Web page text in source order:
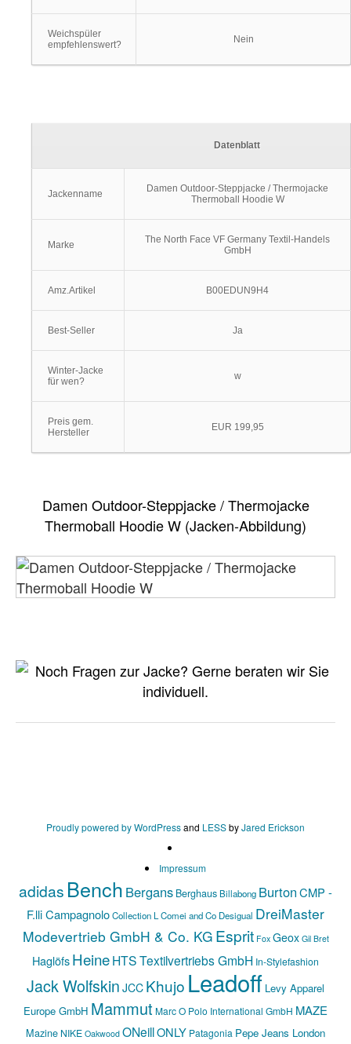
Weichspüler
empfehlenswert?
Nein
Datenblatt
Jackenname
Damen Outdoor-Steppjacke / Thermojacke
Thermoball Hoodie W
Marke
The North Face VF Germany Textil-Handels
GmbH
Amz.Artikel B00EDUN9H4
Best-Seller Ja
Winter-Jacke
für wen?
w
Preis gem.
Hersteller
EUR 199,95
Damen Outdoor-Steppjacke / Thermojacke
Thermoball Hoodie W (Jacken-Abbildung)
Proudly powered by WordPressand LESSbyJared Erickson
Impressum
adidas Bench Bergans Berghaus Billabong BurtonCMP -
F.lli CampagnoloCollection L Comei and Co Desigual DreiMaster
Modevertrieb GmbH & Co. KG Esprit Fox Geox Gil Bret
HaglöfsHeineHTS Textilvertriebs GmbH In-Stylefashion
Jack Wolfskin JCC Khujo Leadoff Levy Apparel
Europe GmbH Mammut Marc O Polo International GmbH MAZE
Mazine NIKE Oakwood ONeillONLY Patagonia Pepe Jeans London